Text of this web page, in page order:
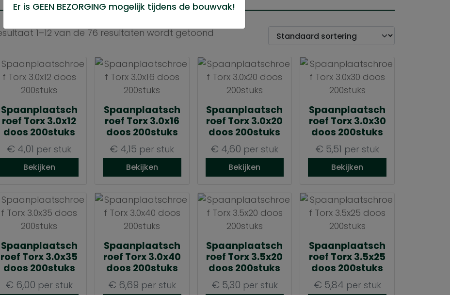
1–12 van de 76 resultaten wordt getoond
Spaanplaatsch
roef Torx 3.0x12
doos 200stuks
€ 4,01 per stuk
Bekijken
Spaanplaatsch
roef Torx 3.0x16
doos 200stuks
€ 4,15 per stuk
Bekijken
Spaanplaatsch
roef Torx 3.0x20
doos 200stuks
€ 4,60 per stuk
Bekijken
Spaanplaatsch
roef Torx 3.0x30
doos 200stuks
€ 5,51 per stuk
Bekijken
Spaanplaatsch
roef Torx 3.0x35
doos 200stuks
€ 6,00 per stuk
Spaanplaatsch
roef Torx 3.0x40
doos 200stuks
€ 6,69 per stuk
Spaanplaatsch
roef Torx 3.5x20
doos 200stuks
€ 5,30 per stuk
Spaanplaatsch
roef Torx 3.5x25
doos 200stuks
€ 5,84 per stuk
Er is GEEN BEZORGING mogelijk tijdens de bouwvak!